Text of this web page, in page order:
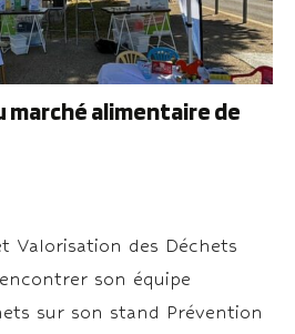
marché alimentaire de
Valorisation des Déchets
son équipe
sur son stand Prévention